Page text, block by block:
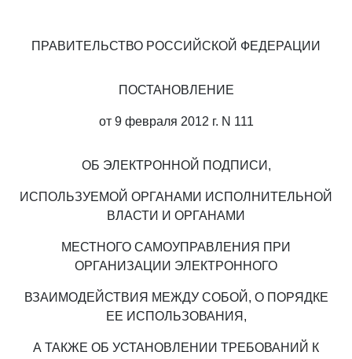
ПРАВИТЕЛЬСТВО РОССИЙСКОЙ ФЕДЕРАЦИИ
ПОСТАНОВЛЕНИЕ
от 9 февраля 2012 г. N 111
ОБ ЭЛЕКТРОННОЙ ПОДПИСИ,
ИСПОЛЬЗУЕМОЙ ОРГАНАМИ ИСПОЛНИТЕЛЬНОЙ
ВЛАСТИ И ОРГАНАМИ
МЕСТНОГО САМОУПРАВЛЕНИЯ ПРИ
ОРГАНИЗАЦИИ ЭЛЕКТРОННОГО
ВЗАИМОДЕЙСТВИЯ МЕЖДУ СОБОЙ, О ПОРЯДКЕ
ЕЕ ИСПОЛЬЗОВАНИЯ,
А ТАКЖЕ ОБ УСТАНОВЛЕНИИ ТРЕБОВАНИЙ К